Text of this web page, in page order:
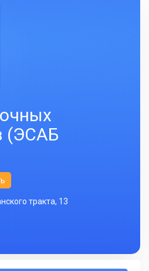
(ЭСАБ
тракта, 13